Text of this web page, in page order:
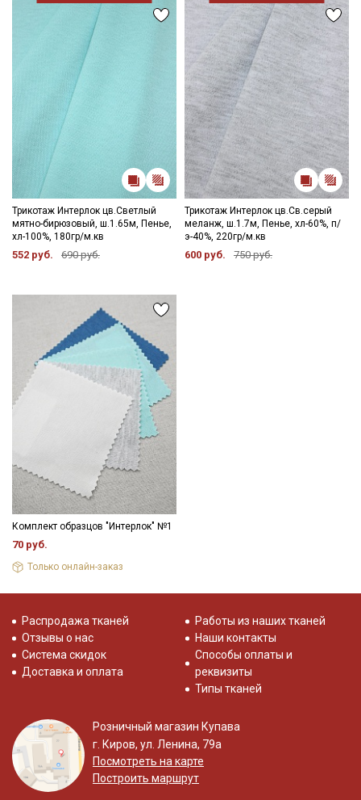
Трикотаж Интерлок цв.Светлый
мятно-бирюзовый, ш.1.65м, Пенье,
хл-100%, 180гр/м.кв
552 руб. 690 руб.
Трикотаж Интерлок цв.Св.серый
меланж, ш.1.7м, Пенье, хл-60%, п/
э-40%, 220гр/м.кв
600 руб. 750 руб.
Комплект образцов "Интерлок" №1
70 руб.
Только онлайн-заказ
Распродажа тканей
Отзывы о нас
Система скидок
Доставка и оплата
Работы из наших тканей
Наши контакты
Способы оплаты и
реквизиты
Типы тканей
Розничный магазин Купава
г. Киров, ул. Ленина, 79а
Посмотреть на карте
Построить маршрут
Секретная рассылка от Купава
Мы публикуем здесь дополнительные
промокоды и скидки до 30% на узкие
категории тканей
Электронная почта
Подписаться
Политикой обработки персональных
и даю Согласие на обработку персональных
данных
Даю
Согласие на получение рекламных и
информационных рассылок